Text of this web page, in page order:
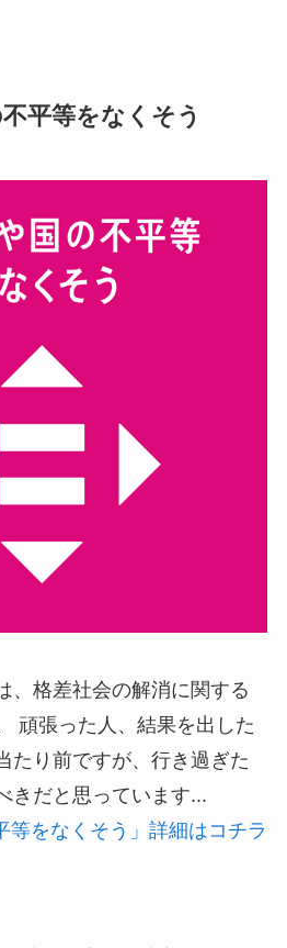
平等をなくそう
、格差社会の解消に関する
頑張った人、結果を出した
たり前ですが、行き過ぎた
きだと思っています...
等をなくそう」詳細はコチラ